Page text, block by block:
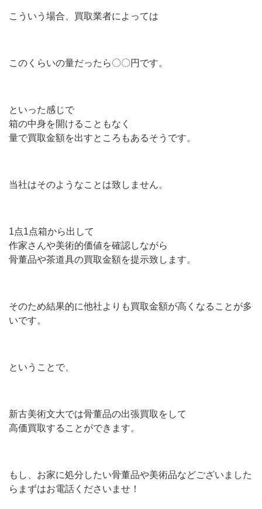
こういう場合、買取業者によっては
このくらいの量だったら〇〇円です。
といった感じで
箱の中身を開けることもなく
量で買取金額を出すところもあるそうです。
当社はそのようなことは致しません。
1点1点箱から出して
作家さんや美術的価値を確認しながら
骨董品や茶道具の買取金額を提示致します。
そのため結果的に他社よりも買取金額が高くなることが多
いです。
ということで、
新古美術文大では骨董品の出張買取をして
高価買取することができます。
もし、お家に処分したい骨董品や美術品などございました
らまずはお電話くださいませ！